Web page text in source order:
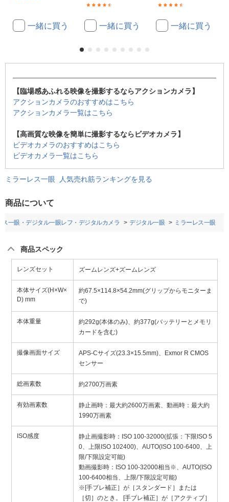
一緒に買う 一緒に買う 一緒に買う
【臨場感あふれる映像を撮影するならアクションカメラ】
アクションカメラのおすすめはこちら
アクションカメラ一覧はこちら
【高画質な映像を簡単に撮影するならビデオカメラ】
ビデオカメラのおすすめはこちら
ビデオカメラ一覧はこちら
ミラーレス一眼 人気売れ筋ランキングを見る
商品について
ス一眼・デジタル一眼レフ・デジタルカメラ デジタル一眼 ミラーレス一眼
商品スペック
レンズセット ズームレンズ+ズームレンズ
本体サイズ(H×W×
D) mm
約67.5×114.8×54.2mm(グリップからモニターま
で)
本体重量
約292g(本体のみ)、約377g(バッテリーとメモリ
カードを含む)
撮像画面サイズ
APS-Cサイズ(23.3×15.5mm)、Exmor R CMOS
センサー
総画素数 約2700万画素
有効画素数
静止画時：最大約2600万画素、動画時：最大約
1990万画素
ISO感度
静止画撮影時：ISO 100-32000(拡張：下限ISO 5
0、上限ISO 102400)、AUTO(ISO 100-6400、上
限/下限設定可能)
動画撮影時：ISO 100-32000相当※、AUTO(ISO
100-6400相当、上限/下限設定可能)
※[手ブレ補正］が［スタンダード］または
［切］のとき。 [手ブレ補正］が［アクティブ］